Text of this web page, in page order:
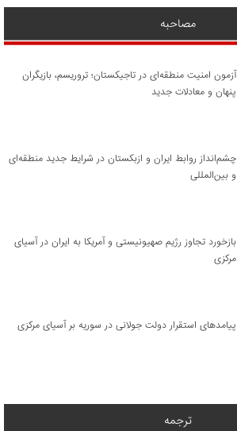
مصاحبه
آزمون امنیت منطقه‌ای در تاجیکستان؛ تروریسم، بازیگران
پنهان و معادلات جدید
چشم‌انداز روابط ایران و ازبکستان در شرایط جدید منطقه‌ای
و بین‌المللی
​بازخورد تجاوز رژیم صهیونیستی و آمریکا به ایران در آسیای
مرکزی
پیامدهای استقرار دولت جولانی در سوریه بر آسیای مرکزی
ترجمه